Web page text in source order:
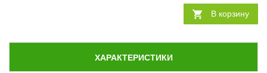
В корзину
ХАРАКТЕРИСТИКИ